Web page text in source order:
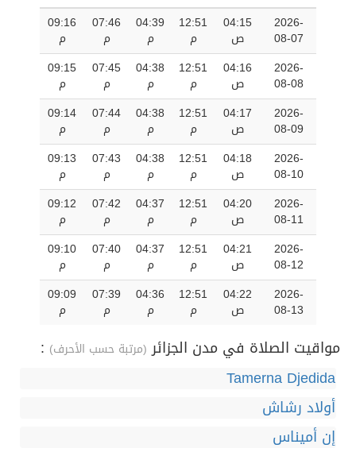
2026-
08-07
04:15
ص
12:51
م
04:39
م
07:46
م
09:16
م
2026-
08-08
04:16
ص
12:51
م
04:38
م
07:45
م
09:15
م
2026-
08-09
04:17
ص
12:51
م
04:38
م
07:44
م
09:14
م
2026-
08-10
04:18
ص
12:51
م
04:38
م
07:43
م
09:13
م
2026-
08-11
04:20
ص
12:51
م
04:37
م
07:42
م
09:12
م
2026-
08-12
04:21
ص
12:51
م
04:37
م
07:40
م
09:10
م
2026-
08-13
04:22
ص
12:51
م
04:36
م
07:39
م
09:09
م
مواقيت الصلاة في مدن الجزائر (مرتبة حسب الأحرف) :
Tamerna Djedida
أولاد رشاش
إن أميناس